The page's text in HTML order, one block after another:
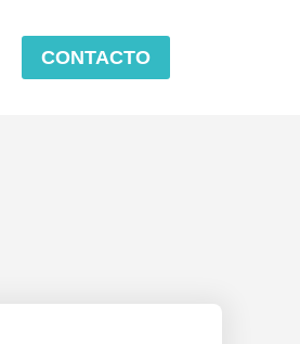
CONTACTO